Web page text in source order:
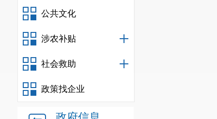
公共文化
涉农补贴
社会救助
政策找企业